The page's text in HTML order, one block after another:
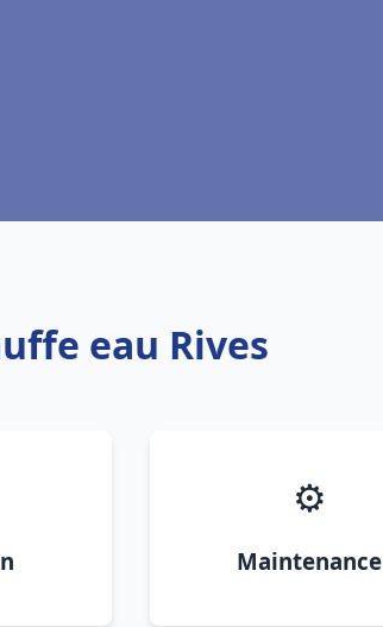
eau Rives
⚙️
Maintenance